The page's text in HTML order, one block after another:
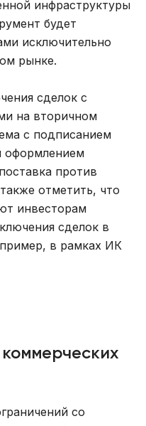
инфраструктуры
будет
исключительно
рынке.
сделок с
на вторичном
с подписанием
оформлением
против
отметить, что
инвесторам
сделок в
в рамках ИК
со